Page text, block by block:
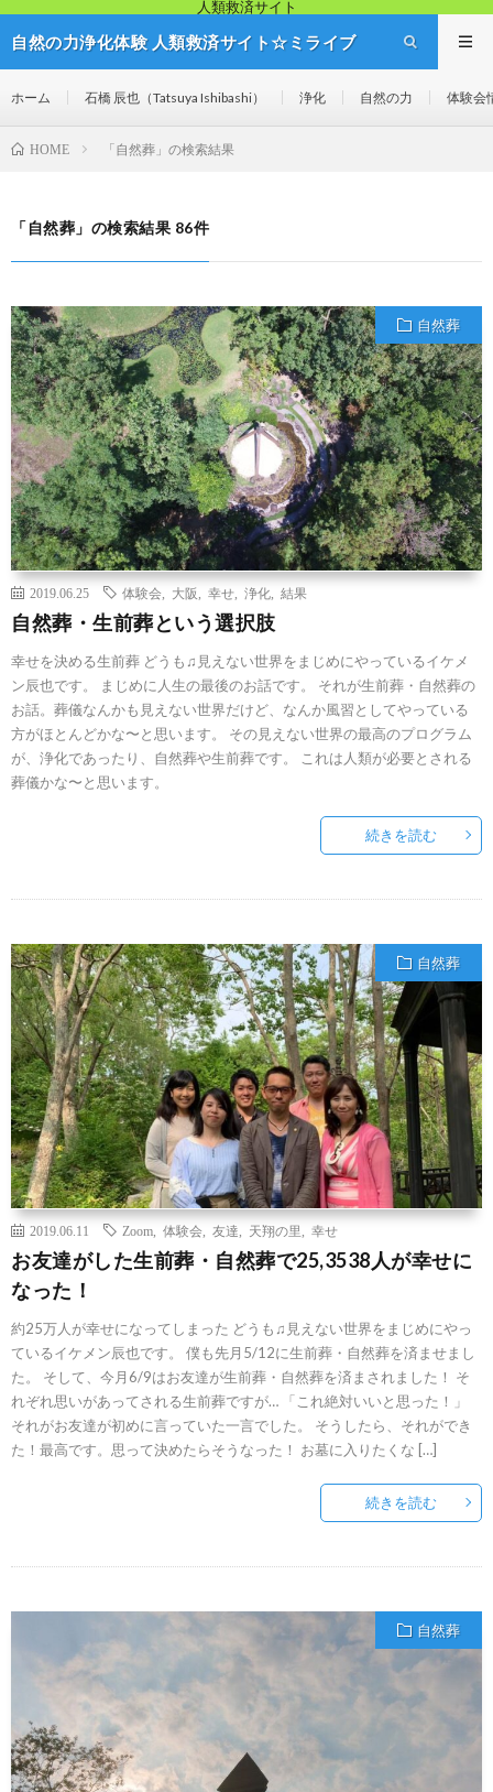
人類救済サイト
自然の力浄化体験 人類救済サイト☆ミライブ
ホーム 石橋 辰也（Tatsuya Ishibashi） 浄化 自然の力 体験会
HOME 「自然葬」の検索結果
「自然葬」の検索結果 86件
自然葬
2019.06.25 体験会 大阪 幸せ 浄化 結果
自然葬・生前葬という選択肢
幸せを決める生前葬 どうも♫見えない世界をまじめにやっているイケメ
ン辰也です。 まじめに人生の最後のお話です。 それが生前葬・自然葬の
お話。葬儀なんかも見えない世界だけど、なんか風習としてやっている
方がほとんどかな〜と思います。 その見えない世界の最高のプログラム
が、浄化であったり、自然葬や生前葬です。 これは人類が必要とされる
葬儀かな〜と思います。
続きを読む
自然葬
2019.06.11 Zoom 体験会 友達 天翔の里 幸せ
お友達がした生前葬・自然葬で25,3538人が幸せに
なった！
約25万人が幸せになってしまった どうも♫見えない世界をまじめにやっ
ているイケメン辰也です。 僕も先月5/12に生前葬・自然葬を済ませまし
た。 そして、今月6/9はお友達が生前葬・自然葬を済まされました！ そ
れぞれ思いがあってされる生前葬ですが… 「これ絶対いいと思った！」
それがお友達が初めに言っていた一言でした。 そうしたら、それができ
た！最高です。思って決めたらそうなった！ お墓に入りたくな […]
続きを読む
自然葬